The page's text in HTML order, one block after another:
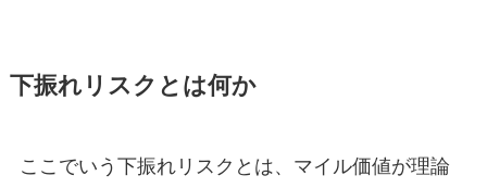
下振れリスクとは何か
ここでいう下振れリスクとは、マイル価値が理論